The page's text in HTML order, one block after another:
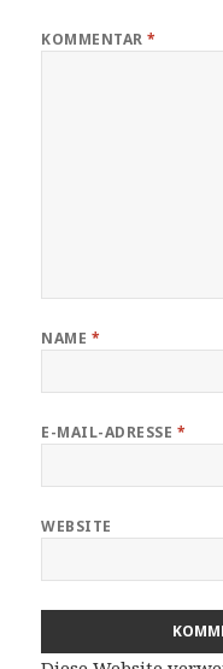
KOMMENTAR*
NAME *
E-MAIL-ADRESSE *
WEBSITE